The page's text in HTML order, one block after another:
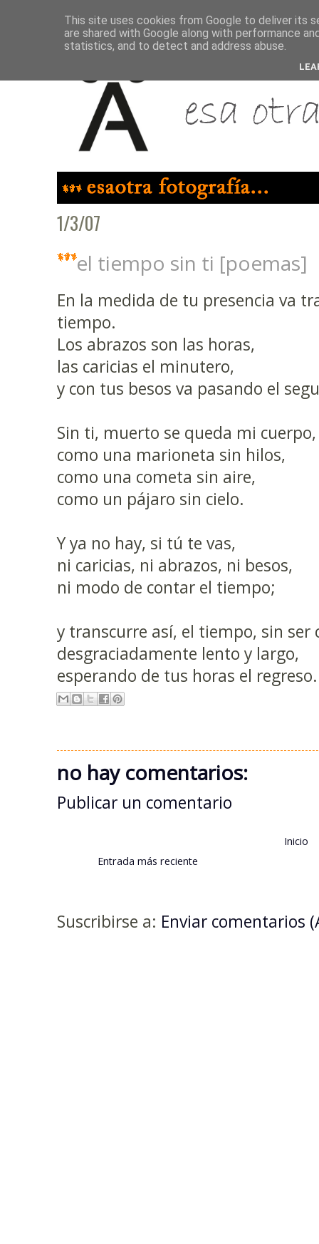
1/3/07
el tiempo sin ti [poemas]
En la medida de tu presencia va
tiempo.
Los abrazos son las horas,
las caricias el minutero,
y con tus besos va pasando el
Sin ti, muerto se queda mi cuerpo,
como una marioneta sin hilos,
como una cometa sin aire,
como un pájaro sin cielo.
Y ya no hay, si tú te vas,
ni caricias, ni abrazos, ni besos,
ni modo de contar el tiempo;
y transcurre así, el tiempo, sin ser
desgraciadamente lento y largo,
esperando de tus horas el regreso.
no hay comentarios:
Publicar un comentario
Entrada más reciente
Inicio
Suscribirse a: Enviar comentarios
This site uses cookies from Google to deliver its
are shared with Google along with performance
statistics, and to detect and address abuse.